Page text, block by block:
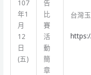
107
年1
月
12
日
(五)
告
比
賽
活
動
簡
章
台灣